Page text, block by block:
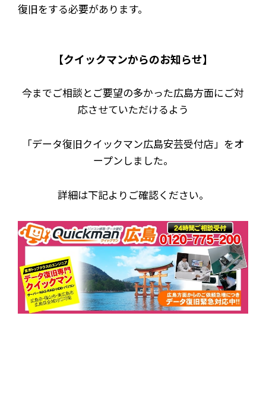
復旧をする必要があります。
【クイックマンからのお知らせ】
今までご相談とご要望の多かった広島方面にご対
応させていただけるよう
「データ復旧クイックマン広島安芸受付店」をオ
ープンしました。
詳細は下記よりご確認ください。